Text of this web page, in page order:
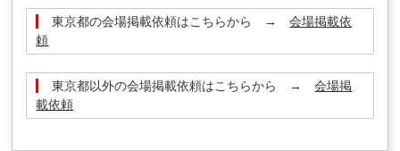
東京都の会場掲載依頼はこちらから →会場掲載依
頼
東京都以外の会場掲載依頼はこちらから →会場掲
載依頼